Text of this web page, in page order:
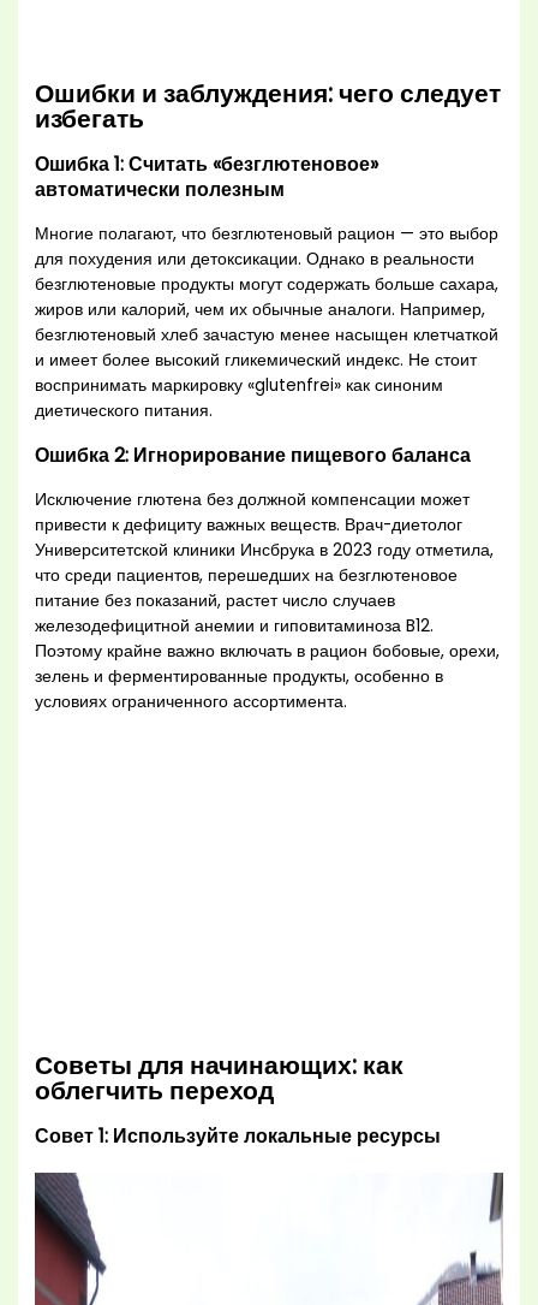
Ошибки и заблуждения: чего следует
избегать
Ошибка 1: Считать «безглютеновое»
автоматически полезным
Многие полагают, что безглютеновый рацион — это выбор
для похудения или детоксикации. Однако в реальности
безглютеновые продукты могут содержать больше сахара,
жиров или калорий, чем их обычные аналоги. Например,
безглютеновый хлеб зачастую менее насыщен клетчаткой
и имеет более высокий гликемический индекс. Не стоит
воспринимать маркировку «glutenfrei» как синоним
диетического питания.
Ошибка 2: Игнорирование пищевого баланса
Исключение глютена без должной компенсации может
привести к дефициту важных веществ. Врач-диетолог
Университетской клиники Инсбрука в 2023 году отметила,
что среди пациентов, перешедших на безглютеновое
питание без показаний, растет число случаев
железодефицитной анемии и гиповитаминоза B12.
Поэтому крайне важно включать в рацион бобовые, орехи,
зелень и ферментированные продукты, особенно в
условиях ограниченного ассортимента.
Советы для начинающих: как
облегчить переход
Совет 1: Используйте локальные ресурсы